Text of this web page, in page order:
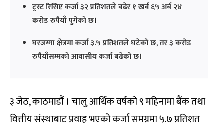
ट्रस्ट रिसिप्ट कर्जा ३२ प्रतिशतले बढेर १ खर्ब ६५ अर्ब २४
करोड रुपैयाँ पुगेको छ।
घरजग्गा क्षेत्रमा कर्जा ३.५ प्रतिशतले घटेको छ, तर ३ करोड
रुपैयाँसम्मको आवासीय कर्जा बढेको छ।
३ जेठ, काठमाडौं । चालु आर्थिक वर्षको ९ महिनामा बैंक तथा
वित्तीय संस्थाबाट प्रवाह भएको कर्जा समग्रमा ५.७ प्रतिशत